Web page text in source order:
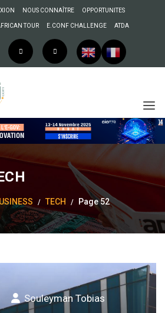
NOUS CONNAÎTRE OPPORTUNITES
TOUR E.CONF CHALLENGE ATDA
TECH Page 52
Souleyman Tobias